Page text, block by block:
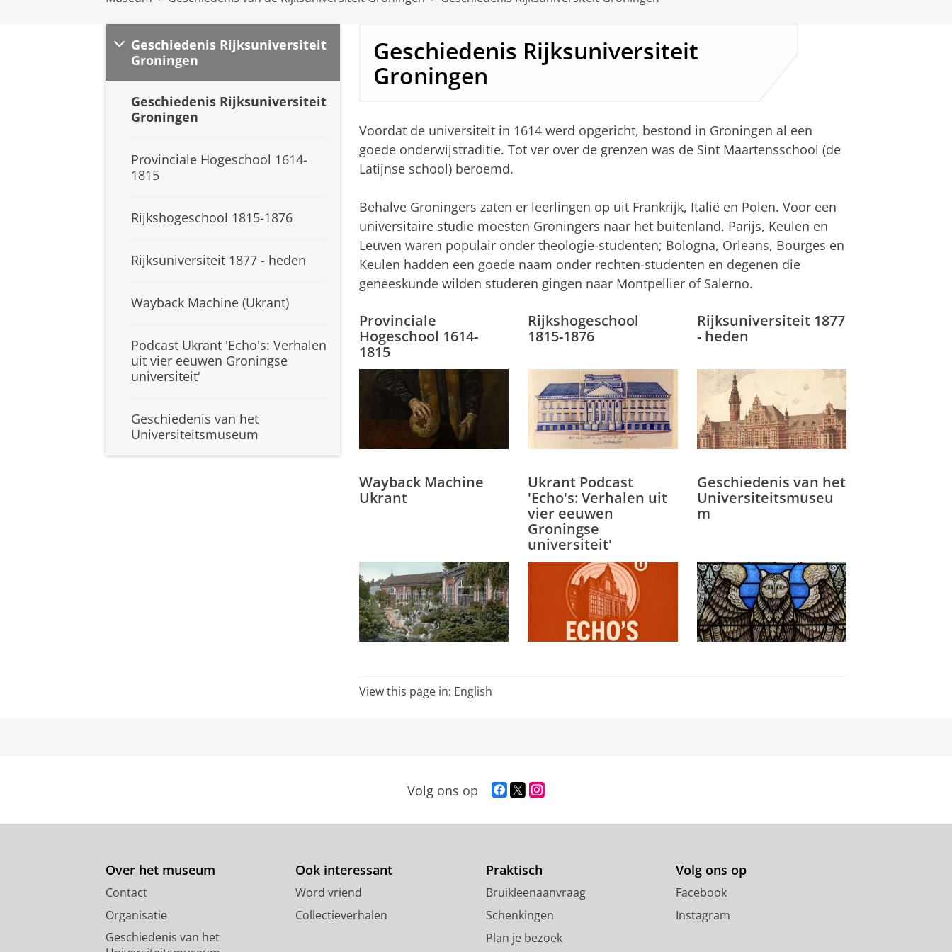
Geschiedenis Rijksuniversiteit
Groningen
Geschiedenis Rijksuniversiteit
Groningen
Provinciale Hogeschool 1614-
1815
Rijkshogeschool 1815-1876
Rijksuniversiteit 1877 - heden
Wayback Machine (Ukrant)
Podcast Ukrant 'Echo's: Verhalen
uit vier eeuwen Groningse
universiteit'
Geschiedenis van het
Universiteitsmuseum
Geschiedenis Rijksuniversiteit
Groningen
Voordat de universiteit in 1614 werd opgericht, bestond in Groningen al een
goede onderwijstraditie. Tot ver over de grenzen was de Sint Maartensschool (de
Latijnse school) beroemd.
Behalve Groningers zaten er leerlingen op uit Frankrijk, Italië en Polen. Voor een
universitaire studie moesten Groningers naar het buitenland. Parijs, Keulen en
Leuven waren populair onder theologie-studenten; Bologna, Orleans, Bourges en
Keulen hadden een goede naam onder rechten-studenten en degenen die
geneeskunde wilden studeren gingen naar Montpellier of Salerno.
Provinciale
Hogeschool 1614-
1815
Rijkshogeschool
1815-1876
Rijksuniversiteit 1877
- heden
Wayback Machine
Ukrant
Ukrant Podcast
'Echo's: Verhalen uit
vier eeuwen
Groningse
universiteit'
Geschiedenis van het
Universiteitsmuseu
m
View this page in: English
Volg ons op
F
c
o
o
k
p
a
g
T
i
e
p
r
o
f
I
s
a
m
a
Over het museum
Contact
Organisatie
Geschiedenis van het
Ook interessant
Word vriend
Collectieverhalen
Praktisch
Bruikleenaanvraag
Schenkingen
Plan je bezoek
Volg ons op
Facebook
Instagram